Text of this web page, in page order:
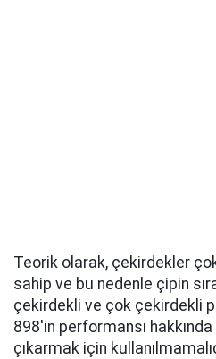
Teorik olarak, çekirdekler
sahip ve bu nedenle çipin
çekirdekli ve çok çekirdekli
898'in performansı
çıkarmak için